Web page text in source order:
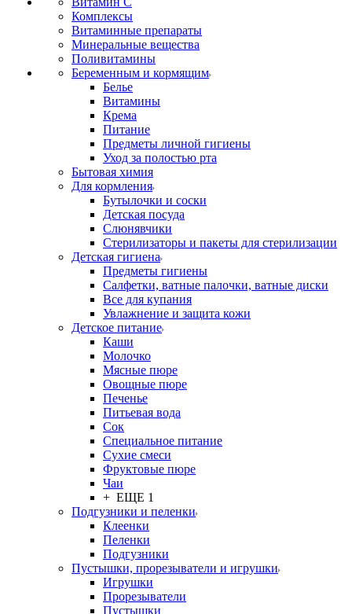
Комплексы
Витаминные препараты
Минеральные вещества
Поливитамины
Беременным и кормящим
Белье
Витамины
Крема
Питание
Предметы личной гигиены
Уход за полостью рта
Бытовая химия
Для кормления
Бутылочки и соски
Детская посуда
Слюнявчики
Стерилизаторы и пакеты для стерилизации
Детская гигиена
Предметы гигиены
Салфетки, ватные палочки, ватные диски
Все для купания
Увлажнение и защита кожи
Детское питание
Каши
Молочко
Мясные пюре
Овощные пюре
Печенье
Питьевая вода
Сок
Специальное питание
Сухие смеси
Фруктовые пюре
Чаи
+ ЕЩЕ 1
Подгузники и пеленки
Клеенки
Пеленки
Подгузники
Пустышки, прорезыватели и игрушки
Игрушки
Прорезыватели
Пустышки